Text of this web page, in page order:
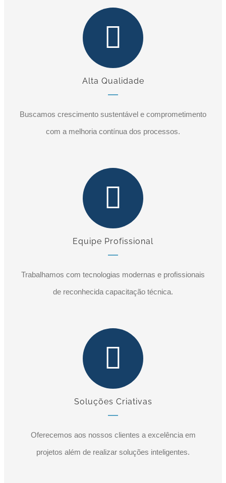
Alta Qualidade
Buscamos crescimento sustentável e comprometimento
com a melhoria contínua dos processos.
Equipe Profissional
Trabalhamos com tecnologias modernas e profissionais
de reconhecida capacitação técnica.
Soluções Criativas
Oferecemos aos nossos clientes a excelência em
projetos além de realizar soluções inteligentes.